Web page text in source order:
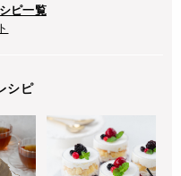
ピ一覧
シピ